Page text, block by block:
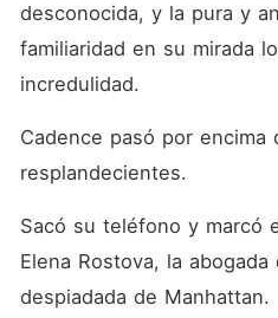
desconocida, y la pura y
familiaridad en su mirada
incredulidad.
Cadence pasó por encima
resplandecientes.
Sacó su teléfono y marcó
Elena Rostova, la
despiadada de Manhattan.